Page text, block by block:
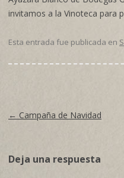
invitamos a la Vinoteca para
Esta entrada fue publicada en
Navegación de entradas
← Campaña de Navidad
Deja una respuesta